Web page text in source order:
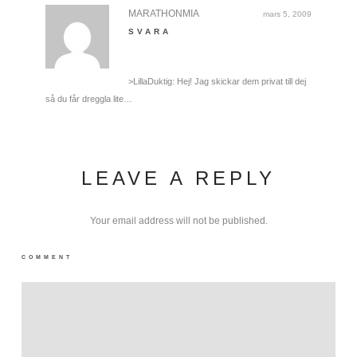
mars 5, 2009
MARATHONMIA
SVARA
>LillaDuktig: Hej! Jag skickar dem privat till dej
så du får dreggla lite…
LEAVE A REPLY
Your email address will not be published.
COMMENT